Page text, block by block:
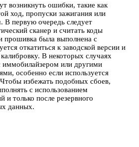
возникнуть ошибки, такие как
ход, пропуски зажигания или
В первую очередь следует
сканер и считать коды
прошивка была выполнена с
откатиться к заводской версии и
В некоторых случаях
иммобилайзером или другими
особенно если используется
избежать подобных сбоев,
с использованием
и только после резервного
данных.